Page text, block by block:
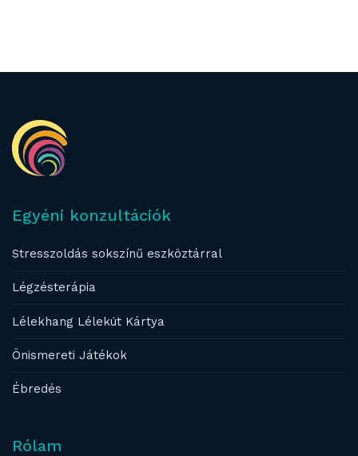
Egyéni konzultációk
Stresszoldás sokszínű eszköztárral
Légzésterápia
Lélekhang Lélekút Kártya
Önismereti Játékok
Ébredés
Rólam